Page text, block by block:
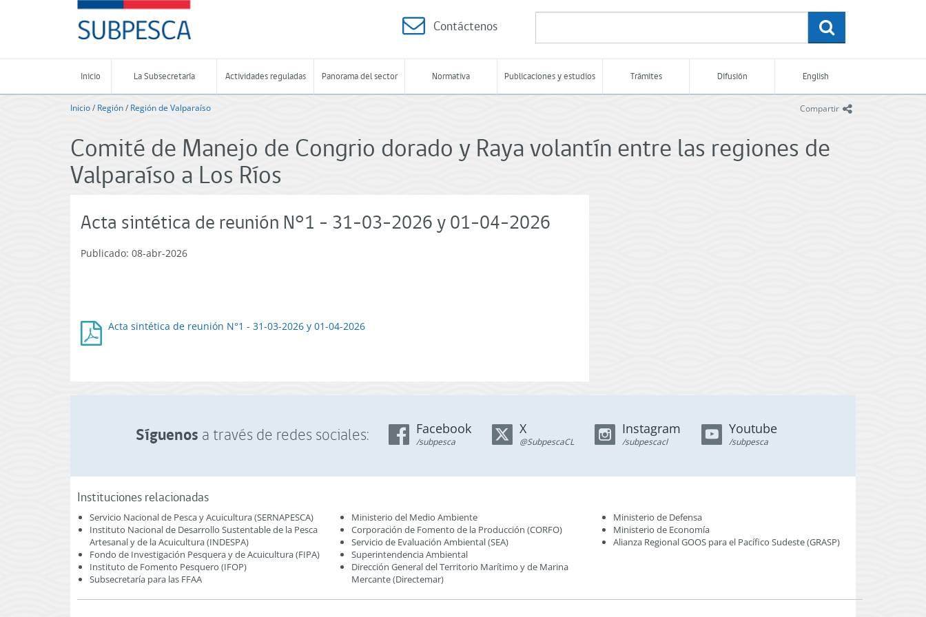
-
Subsecretaría
de
Pesca
Acuicultura
-
Chile
Contáctenos
Inicio La Subsecretaría Actividades reguladas Panorama del sector Normativa Publicaciones y estudios Trámites Difusión English
Inicio/ Región/ Región de Valparaíso Compartir icono
Comité de Manejo de Congrio dorado y Raya volantín entre las regiones de
Valparaíso a Los Ríos
Acta sintética de reunión N°1 - 31-03-2026 y 01-04-2026
Publicado: 08-abr-2026
Acta sintética de reunión N°1 - 31-03-2026 y 01-04-2026
Síguenos a través de redes sociales: Facebook
/subpesca
X
@SubpescaCL
Instagram
/subpescacl
Youtube
/subpesca
Instituciones relacionadas
Servicio Nacional de Pesca y Acuicultura (SERNAPESCA)
Instituto Nacional de Desarrollo Sustentable de la Pesca
Artesanal y de la Acuicultura (INDESPA)
Fondo de Investigación Pesquera y de Acuicultura (FIPA)
Instituto de Fomento Pesquero (IFOP)
Subsecretaría para las FFAA
Ministerio del Medio Ambiente
Corporación de Fomento de la Producción (CORFO)
Servicio de Evaluación Ambiental (SEA)
Superintendencia Ambiental
Dirección General del Territorio Marítimo y de Marina
Mercante (Directemar)
Ministerio de Defensa
Ministerio de Economía
Alianza Regional GOOS para el Pacífico Sudeste (GRASP)